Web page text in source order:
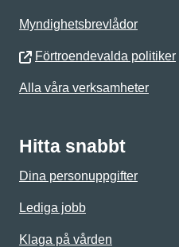
Myndighetsbrevlådor
Förtroendevalda politiker
Alla våra verksamheter
Hitta snabbt
Dina personuppgifter
Lediga jobb
Klaga på vården